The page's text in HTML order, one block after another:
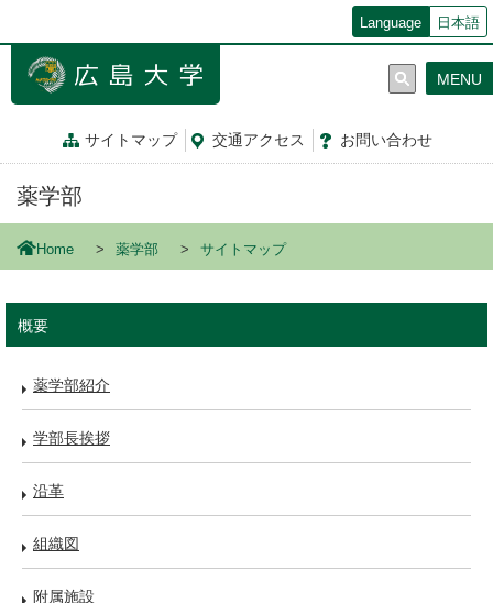
ン
Language 日本語
サイトマップ 交通アクセス お問い合わせ
MENU
薬学部
Home 薬学部 サイトマップ
概要
薬学部紹介
学部長挨拶
沿革
組織図
附属施設